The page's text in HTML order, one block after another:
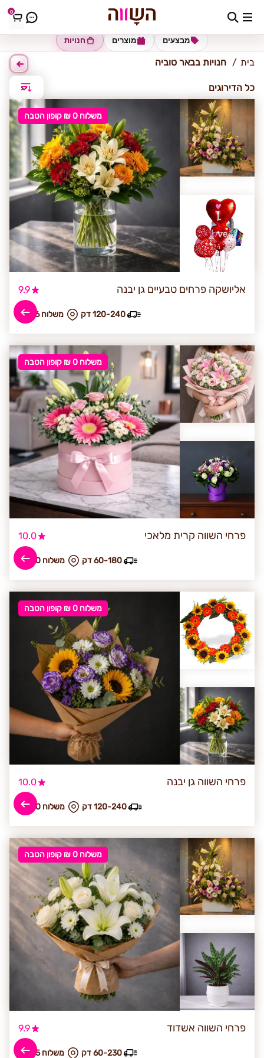
0 באר טוביה
חנויות מוצרים מבצעים
בית חנויות בבאר טוביה
כל הדירוגים
משלוח 0 ₪ קופון הטבה
אליושקה פרחים טבעיים גן יבנה 9.9
₪ משלוח 36 120-240 דק
משלוח 0 ₪ קופון הטבה
פרחי השווה קרית מלאכי 10.0
₪ משלוח 40 60-180 דק
משלוח 0 ₪ קופון הטבה
פרחי השווה גן יבנה 10.0
₪ משלוח 40 120-240 דק
משלוח 0 ₪ קופון הטבה
פרחי השווה אשדוד 9.9
₪ משלוח 45 60-230 דק